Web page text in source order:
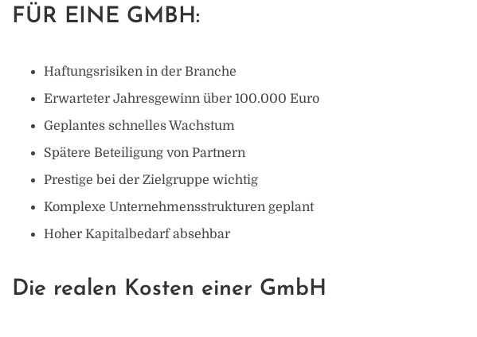
FÜR EINE GMBH:
Haftungsrisiken in der Branche
Erwarteter Jahresgewinn über 100.000 Euro
Geplantes schnelles Wachstum
Spätere Beteiligung von Partnern
Prestige bei der Zielgruppe wichtig
Komplexe Unternehmensstrukturen geplant
Hoher Kapitalbedarf absehbar
Die realen Kosten einer GmbH